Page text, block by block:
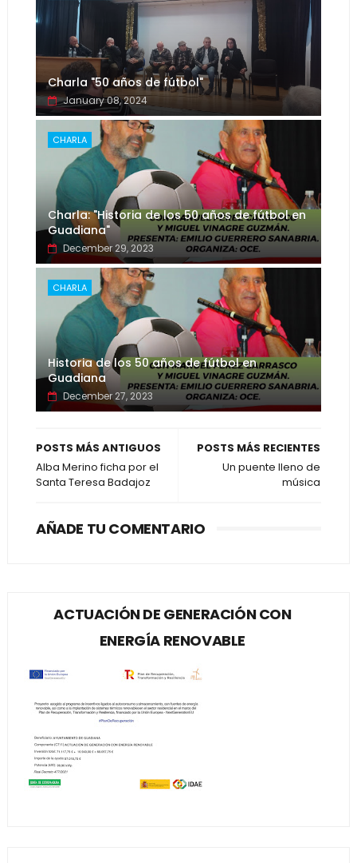
Charla "50 años de fútbol"
January 08, 2024
CHARLA
Charla: "Historia de los 50 años de fútbol en
Guadiana"
December 29, 2023
CHARLA
Historia de los 50 años de fútbol en
Guadiana
December 27, 2023
POSTS MÁS RECIENTES
Un puente lleno de
música
POSTS MÁS ANTIGUOS
Alba Merino ficha por el
Santa Teresa Badajoz
AÑADE TU COMENTARIO
ACTUACIÓN DE GENERACIÓN CON
ENERGÍA RENOVABLE